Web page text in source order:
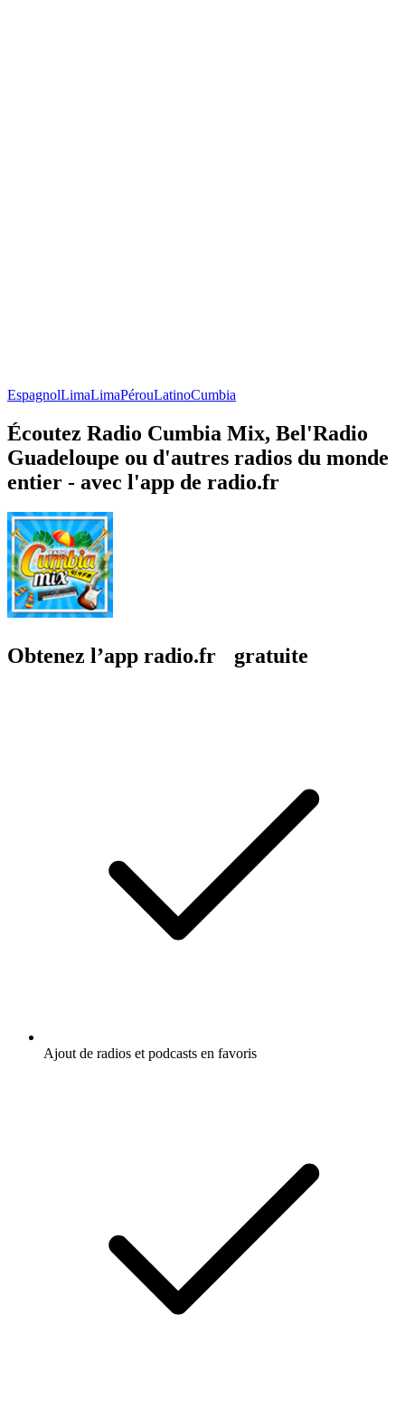
EspagnolLimaLimaPérouLatinoCumbia
Écoutez Radio Cumbia Mix, Bel'Radio
Guadeloupe ou d'autres radios du monde
entier - avec l'app de radio.fr
Obtenez l’app radio.fr gratuite
Ajout de radios et podcasts en favoris